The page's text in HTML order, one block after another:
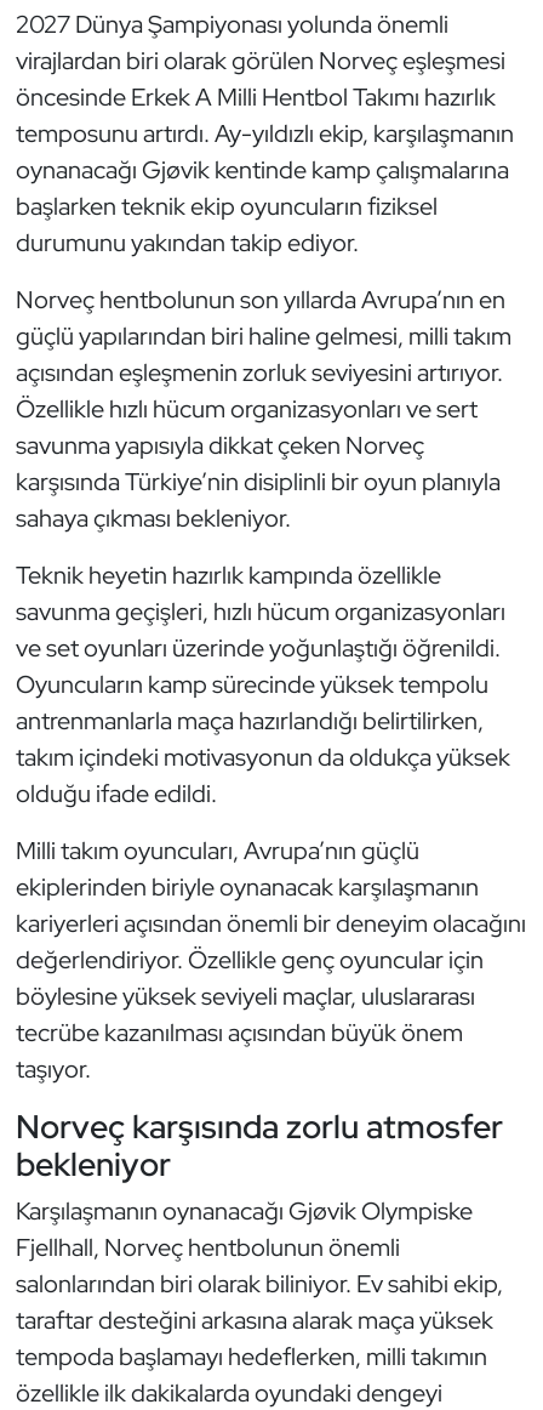
2027 Dünya Şampiyonası yolunda önemli
virajlardan biri olarak görülen Norveç eşleşmesi
öncesinde Erkek A Milli Hentbol Takımı hazırlık
temposunu artırdı. Ay-yıldızlı ekip, karşılaşmanın
oynanacağı Gjøvik kentinde kamp çalışmalarına
başlarken teknik ekip oyuncuların fiziksel
durumunu yakından takip ediyor.
Norveç hentbolunun son yıllarda Avrupa’nın en
güçlü yapılarından biri haline gelmesi, milli takım
açısından eşleşmenin zorluk seviyesini artırıyor.
Özellikle hızlı hücum organizasyonları ve sert
savunma yapısıyla dikkat çeken Norveç
karşısında Türkiye’nin disiplinli bir oyun planıyla
sahaya çıkması bekleniyor.
Teknik heyetin hazırlık kampında özellikle
savunma geçişleri, hızlı hücum organizasyonları
ve set oyunları üzerinde yoğunlaştığı öğrenildi.
Oyuncuların kamp sürecinde yüksek tempolu
antrenmanlarla maça hazırlandığı belirtilirken,
takım içindeki motivasyonun da oldukça yüksek
olduğu ifade edildi.
Milli takım oyuncuları, Avrupa’nın güçlü
ekiplerinden biriyle oynanacak karşılaşmanın
kariyerleri açısından önemli bir deneyim olacağını
değerlendiriyor. Özellikle genç oyuncular için
böylesine yüksek seviyeli maçlar, uluslararası
tecrübe kazanılması açısından büyük önem
taşıyor.
Norveç karşısında zorlu atmosfer
bekleniyor
Karşılaşmanın oynanacağı Gjøvik Olympiske
Fjellhall, Norveç hentbolunun önemli
salonlarından biri olarak biliniyor. Ev sahibi ekip,
taraftar desteğini arkasına alarak maça yüksek
tempoda başlamayı hedeflerken, milli takımın
özellikle ilk dakikalarda oyundaki dengeyi
Kano ve Rafting
Karate
Kayak
Kick Boks
Kürek
Masa Tenisi
Modern Pentatlon
Motor Sporları
Muay Thai
Okçuluk
Optimist
Oryantiring
Özel Sporcular
Paralimpik
Ragbi
Satranç
Sualtı Sporları
Tekvando
Tenis
Triatlon